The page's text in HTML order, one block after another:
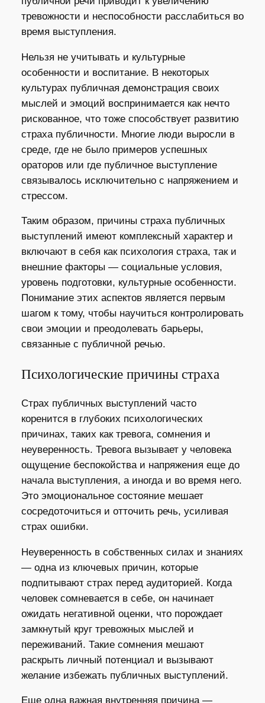
тревожности и неспособности расслабиться во
время выступления.
Нельзя не учитывать и культурные
особенности и воспитание. В некоторых
культурах публичная демонстрация своих
мыслей и эмоций воспринимается как нечто
рискованное, что тоже способствует развитию
страха публичности. Многие люди выросли в
среде, где не было примеров успешных
ораторов или где публичное выступление
связывалось исключительно с напряжением и
стрессом.
Таким образом, причины страха публичных
выступлений имеют комплексный характер и
включают в себя как психология страха, так и
внешние факторы — социальные условия,
уровень подготовки, культурные особенности.
Понимание этих аспектов является первым
шагом к тому, чтобы научиться контролировать
свои эмоции и преодолевать барьеры,
связанные с публичной речью.
Психологические причины страха
Страх публичных выступлений часто
коренится в глубоких психологических
причинах, таких как тревога, сомнения и
неуверенность. Тревога вызывает у человека
ощущение беспокойства и напряжения еще до
начала выступления, а иногда и во время него.
Это эмоциональное состояние мешает
сосредоточиться и отточить речь, усиливая
страх ошибки.
Неуверенность в собственных силах и знаниях
— одна из ключевых причин, которые
подпитывают страх перед аудиторией. Когда
человек сомневается в себе, он начинает
ожидать негативной оценки, что порождает
замкнутый круг тревожных мыслей и
переживаний. Такие сомнения мешают
раскрыть личный потенциал и вызывают
желание избежать публичных выступлений.
Еще одна важная внутренняя причина —